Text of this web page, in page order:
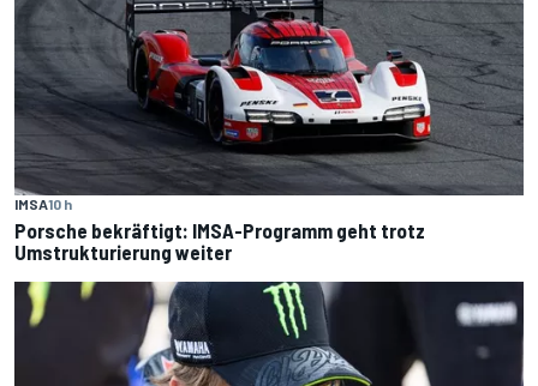
IMSA10 h
Porsche bekräftigt: IMSA-Programm geht trotz
Umstrukturierung weiter